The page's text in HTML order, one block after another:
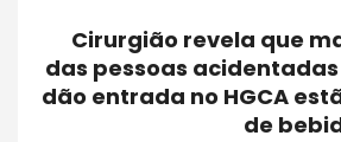
Cirurgião revela que
das pessoas
dão entrada no HGCA
de